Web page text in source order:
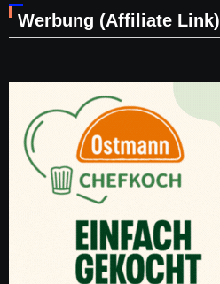
Werbung (Affiliate Link)